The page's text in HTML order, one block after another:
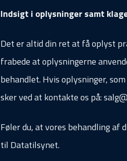
Indsigt i oplysninger samt
Det er altid din ret at få oplyst
frabede at oplysningerne
behandlet. Hvis oplysninger,
sker ved at kontakte os på:
Føler du, at vores behandling af
til Datatilsynet.